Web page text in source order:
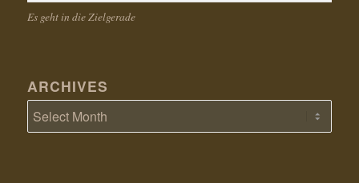
Es geht in die Zielgerade
ARCHIVES